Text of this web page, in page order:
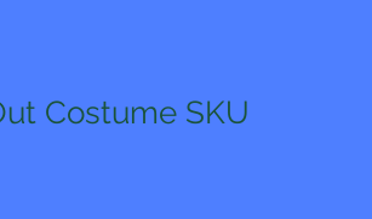
Costume SKU